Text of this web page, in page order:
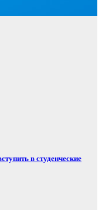
в студенческие